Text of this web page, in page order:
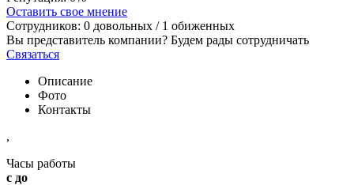
Оставить свое мнение
Сотрудников: 0 довольных / 1 обиженных
Вы представитель компании? Будем рады сотрудничать
Связаться
Описание
Фото
Контакты
,
Часы работы
с до